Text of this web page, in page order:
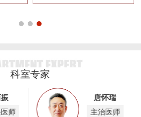
科室专家
师
唐怀瑞
主治医师